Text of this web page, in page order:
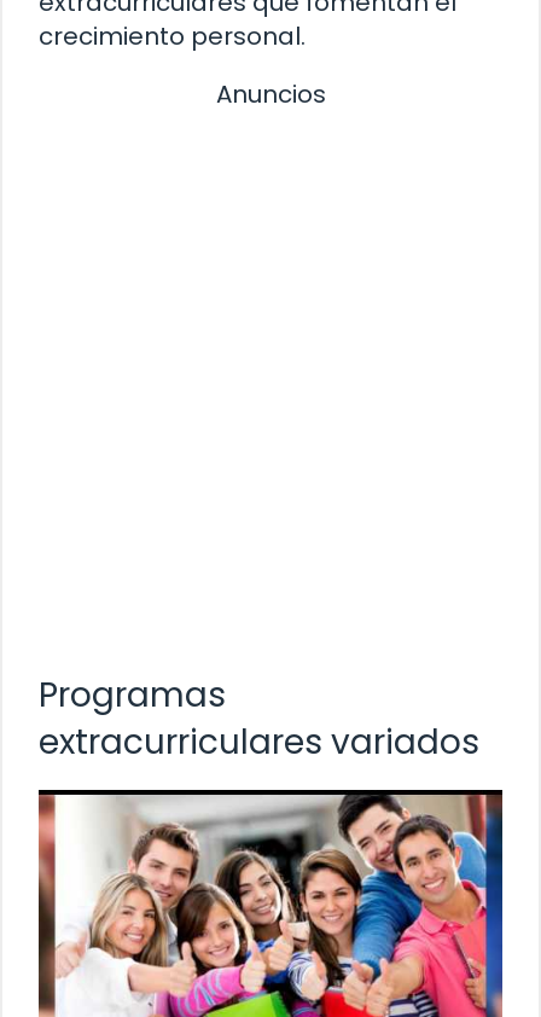
crecimiento personal.
Anuncios
Programas
extracurriculares variados